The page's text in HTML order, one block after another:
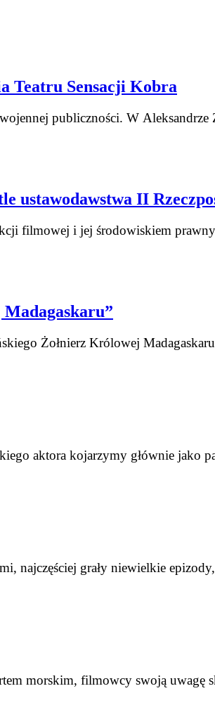
Teatru Sensacji Kobra
publiczności. W Aleksandrze
ustawodawstwa II
filmowej i jej środowiskiem
Madagaskaru”
Żoł­nierz Królowej
aktora kojarzymy głównie jako
najczęściej grały niewielkie
morskim, filmowcy swoją uwagę